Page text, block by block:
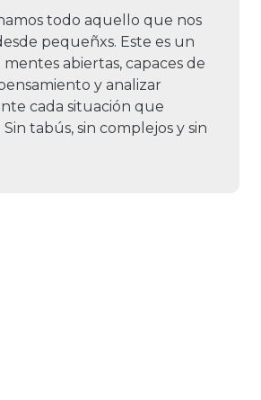
todo aquello que nos
pequeñxs. Este es un
mentes abiertas, capaces de
y analizar
cada situación que
tabús, sin complejos y sin